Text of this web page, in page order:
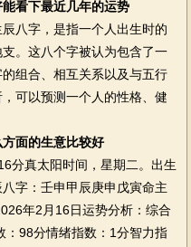
看下最近几年的运势
八字，是指一个人出生时的
。这八个字被认为包含了一
组合、相互关系以及与五行
可以预测一个人的性格、健
面的生意比较好
真太阳时间，星期二。出生
字：壬申甲辰庚申戊寅命主
年2月16日运势分析：综合
：98分情绪指数：1分智力指